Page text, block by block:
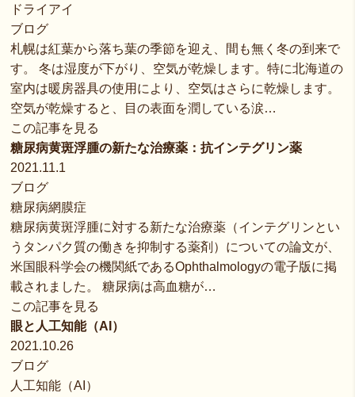
ドライアイ
ブログ
札幌は紅葉から落ち葉の季節を迎え、間も無く冬の到来で
す。 冬は湿度が下がり、空気が乾燥します。特に北海道の
室内は暖房器具の使用により、空気はさらに乾燥します。
空気が乾燥すると、目の表面を潤している涙…
この記事を見る
糖尿病黄斑浮腫の新たな治療薬：抗インテグリン薬
2021.11.1
ブログ
糖尿病網膜症
糖尿病黄斑浮腫に対する新たな治療薬（インテグリンとい
うタンパク質の働きを抑制する薬剤）についての論文が、
米国眼科学会の機関紙であるOphthalmologyの電子版に掲
載されました。 糖尿病は高血糖が…
この記事を見る
眼と人工知能（AI）
2021.10.26
ブログ
人工知能（AI）